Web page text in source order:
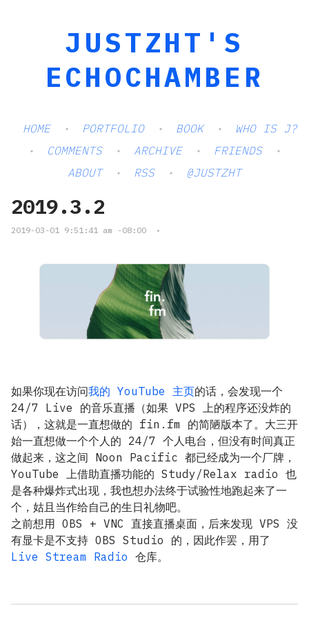
JUSTZHT'S
ECHOCHAMBER
HOME PORTFOLIO BOOK
WHO IS J?
COMMENTS
ARCHIVE
FRIENDS
ABOUT
RSS @JUSTZHT
2019.3.2
2019-03-01 9:51:41 am -08:00 •
如果你现在访问我的 YouTube 主页的话，会发现一个
24/7 Live 的音乐直播（如果 VPS 上的程序还没炸的
话），这就是一直想做的 fin.fm 的简陋版本了。大三开
始一直想做一个个人的 24/7 个人电台，但没有时间真正
做起来，这之间 Noon Pacific 都已经成为一个厂牌，
YouTube 上借助直播功能的 Study/Relax radio 也
是各种爆炸式出现，我也想办法终于试验性地跑起来了一
个，姑且当作给自己的生日礼物吧。
之前想用 OBS + VNC 直接直播桌面，后来发现 VPS 没
有显卡是不支持 OBS Studio 的，因此作罢，用了
Live Stream Radio 仓库。